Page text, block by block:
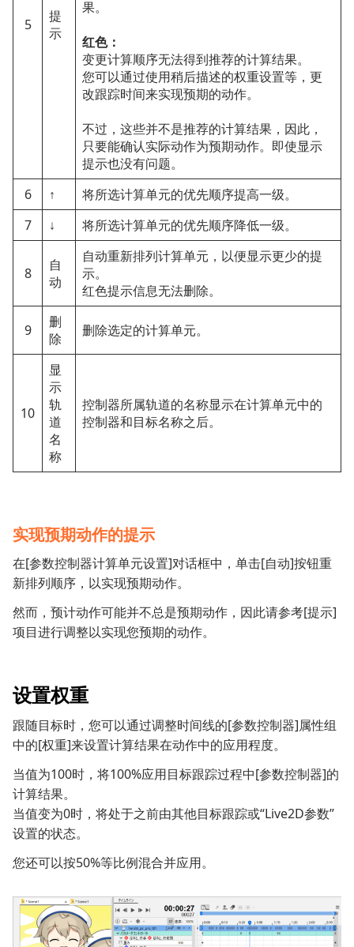
5
提
示
果。
红色：
变更计算顺序无法得到推荐的计算结果。
您可以通过使用稍后描述的权重设置等，更
改跟踪时间来实现预期的动作。
不过，这些并不是推荐的计算结果，因此，
只要能确认实际动作为预期动作。即使显示
提示也没有问题。
6
↑
将所选计算单元的优先顺序提高一级。
7
↓ 将所选计算单元的优先顺序降低一级。
8
自
动
自动重新排列计算单元，以便显示更少的提
示。
红色提示信息无法删除。
9
删
除
删除选定的计算单元。
10
显
示
轨
道
名
称
控制器所属轨道的名称显示在计算单元中的
控制器和目标名称之后。
实现预期动作的提示
在[参数控制器计算单元设置]对话框中，单击[自动]按钮重
新排列顺序，以实现预期动作。
然而，预计动作可能并不总是预期动作，因此请参考[提示]
项目进行调整以实现您预期的动作。
设置权重
跟随目标时，您可以通过调整时间线的[参数控制器]属性组
中的[权重]来设置计算结果在动作中的应用程度。
当值为100时，将100%应用目标跟踪过程中[参数控制器]的
计算结果。
当值变为0时，将处于之前由其他目标跟踪或“Live2D参数”
设置的状态。
您还可以按50%等比例混合并应用。